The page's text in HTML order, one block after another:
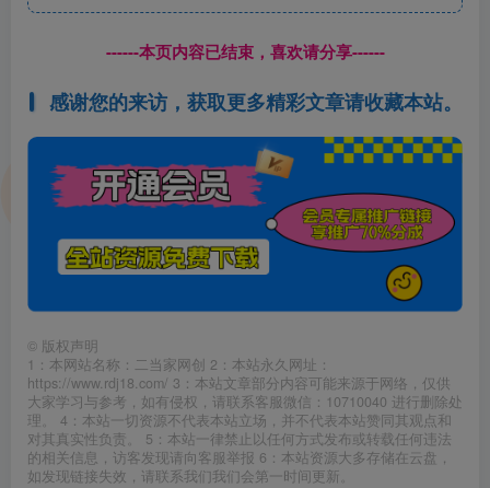
------本页内容已结束，喜欢请分享------
感谢您的来访，获取更多精彩文章请收藏本站。
© 版权声明
1：本网站名称：二当家网创 2：本站永久网址：
https://www.rdj18.com/ 3：本站文章部分内容可能来源于网络，仅供
大家学习与参考，如有侵权，请联系客服微信：10710040 进行删除处
理。 4：本站一切资源不代表本站立场，并不代表本站赞同其观点和
对其真实性负责。 5：本站一律禁止以任何方式发布或转载任何违法
的相关信息，访客发现请向客服举报 6：本站资源大多存储在云盘，
如发现链接失效，请联系我们我们会第一时间更新。